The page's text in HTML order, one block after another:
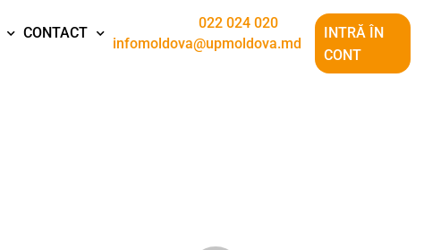
CONTACT
022 024 020
infomoldova@upmoldova.md
INTRĂ ÎN
CONT